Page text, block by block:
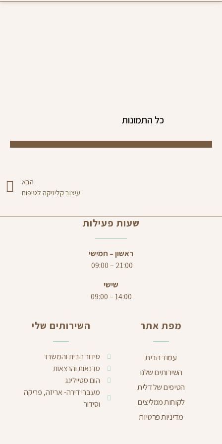
כל התמונות
הבא
עיצוב קליניקה לטיפוח
שעות פעילות
ראשון – חמישי
21:00 – 09:00
שישי
14:00 – 09:00
מפת אתר
עמוד הבית
השירותים שלנו
הטיפים של דלית
לקוחות ממליצים
מדיניות פרטיות
השירותים שלי
סידור הבית והמשרד
סדנאות והרצאות
הום סטיילינג
מעברי דירה- אריזה, פריקה
וסידור